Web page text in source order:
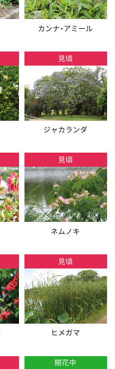
カンナ・アミール
見頃
ジャカランダ
見頃
ネムノキ
見頃
ヒメガマ
開花中